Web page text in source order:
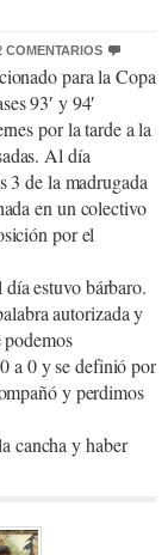
COMENTARIOS
para la Copa
93′ y 94′
por la tarde a la
Al día
3 de la madrugada
en un colectivo
por el
día estuvo bárbaro.
autorizada y
a 0 y se definió por
y perdimos
cancha y haber